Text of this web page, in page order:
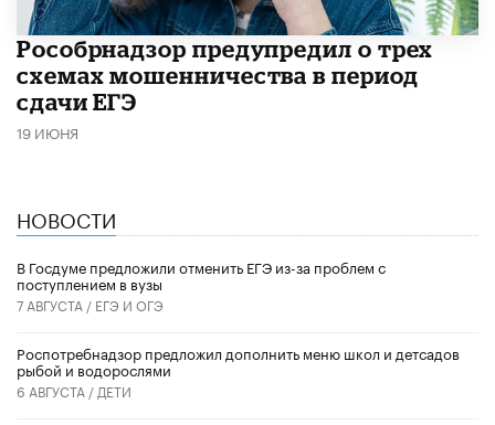
Рособрнадзор предупредил о трех
схемах мошенничества в период
сдачи ЕГЭ
19 ИЮНЯ
НОВОСТИ
В Госдуме предложили отменить ЕГЭ из-за проблем с
поступлением в вузы
7 АВГУСТА / ЕГЭ И ОГЭ
Роспотребнадзор предложил дополнить меню школ и детсадов
рыбой и водорослями
6 АВГУСТА / ДЕТИ